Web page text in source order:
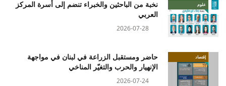
علوم
نخبة من الباحثين والخبراء تنضم إلى أسرة المركز
العربي
2026-07-28
إقتصاد
حاضر ومستقبل الزراعة في لبنان في مواجهة
الإنهيار والحرب والتغيّر المناخي
2026-07-24